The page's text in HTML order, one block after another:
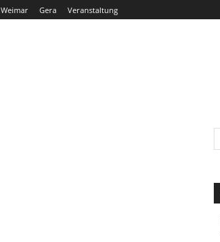
Weimar Gera Veranstaltung